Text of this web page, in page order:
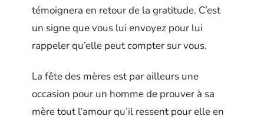
témoignera en retour de la gratitude. C’est
un signe que vous lui envoyez pour lui
rappeler qu’elle peut compter sur vous.
La fête des mères est par ailleurs une
occasion pour un homme de prouver à sa
mère tout l’amour qu’il ressent pour elle en